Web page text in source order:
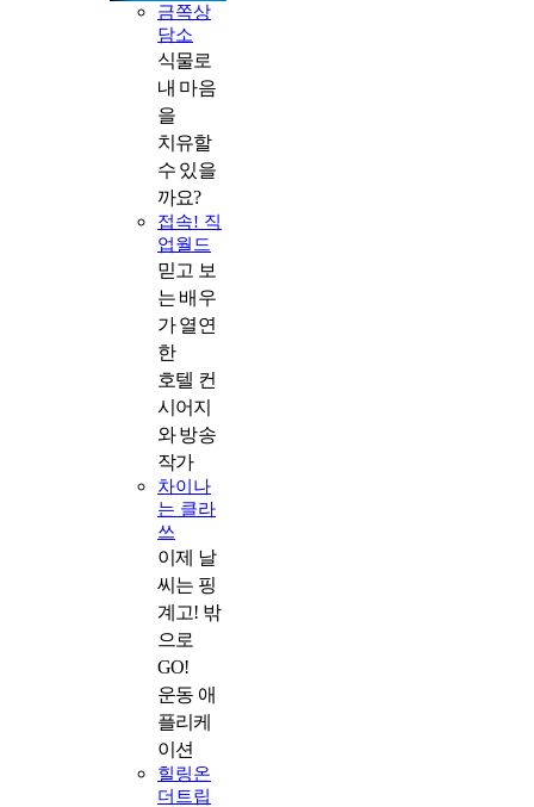
금쪽상
담소
식물로
내 마음
을
치유할
수 있을
까요?
접속! 직
업월드
믿고 보
는 배우
가 열연
한
호텔 컨
시어지
와 방송
작가
차이나
는 클라
쓰
이제 날
씨는 핑
계고! 밖
으로
GO!
운동 애
플리케
이션
힐링온
더트립